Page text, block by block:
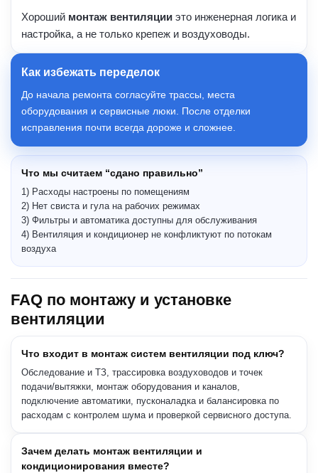
Хороший монтаж вентиляции это инженерная логика и
настройка, а не только крепеж и воздуховоды.
Как избежать переделок
До начала ремонта согласуйте трассы, места
оборудования и сервисные люки. После отделки
исправления почти всегда дороже и сложнее.
Что мы считаем “сдано правильно”
1) Расходы настроены по помещениям
2) Нет свиста и гула на рабочих режимах
3) Фильтры и автоматика доступны для обслуживания
4) Вентиляция и кондиционер не конфликтуют по потокам
воздуха
FAQ по монтажу и установке
вентиляции
Что входит в монтаж систем вентиляции под ключ?
Обследование и ТЗ, трассировка воздуховодов и точек
подачи/вытяжки, монтаж оборудования и каналов,
подключение автоматики, пусконаладка и балансировка по
расходам с контролем шума и проверкой сервисного доступа.
Зачем делать монтаж вентиляции и
кондиционирования вместе?